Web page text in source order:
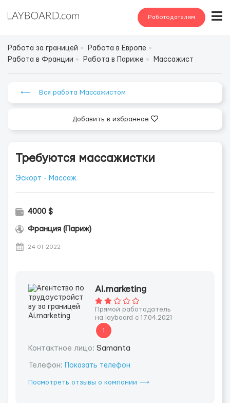
Работодателям
Работа за границей
Работа в Европе
Работа в Франции
Работа в Париже Массажист
⟵ Вся работа Массажистом
Добавить в избранное
Требуются массажистки
Эскорт - Массаж
4000 $
Франция (Париж)
24-01-2022
Ai.marketing
Прямой работодатель
на layboard с 17.04.2021
1
Контактное лицо: Samanta
Телефон: Показать телефон
Посмотреть отзывы о компании ⟶